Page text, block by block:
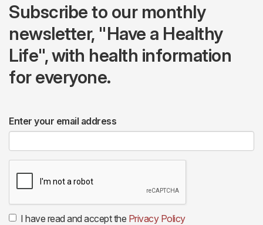
Subscribe to our monthly
newsletter, "Have a Healthy
Life", with health information
for everyone.
Enter your email address
I have read and accept the Privacy Policy